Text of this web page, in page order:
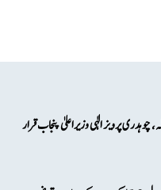
چوہدری پرویز الٰہی وزیراعلیٰ پنجاب قرار